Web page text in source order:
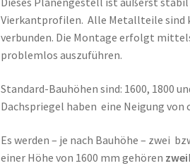
Vierkantprofilen. Alle Metallteile
verbunden. Die Montage erfolgt
problemlos auszuführen.
Standard-Bauhöhen sind: 1600, 1800
Dachspriegel haben eine Neigung von
Es werden – je nach Bauhöhe – zwei
einer Höhe von 1600 mm gehören zwei